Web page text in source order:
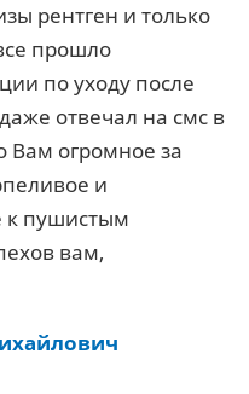
рентген и только
прошло
по уходу после
отвечал на смс в
Вам огромное за
и
к пушистым
вам,